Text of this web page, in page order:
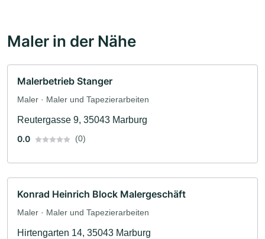
Maler in der Nähe
Malerbetrieb Stanger
Maler · Maler und Tapezierarbeiten
Reutergasse 9, 35043 Marburg
0.0
(0)
Konrad Heinrich Block Malergeschäft
Maler · Maler und Tapezierarbeiten
Hirtengarten 14, 35043 Marburg